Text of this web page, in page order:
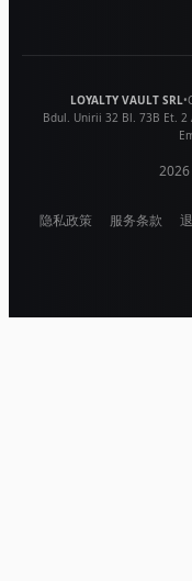
LOYALTY VAULT SRL•
Bdul. Unirii 32 Bl. 73B Et. 2
2026
隐私政策 服务条款